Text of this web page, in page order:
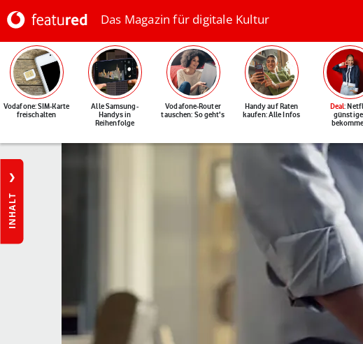
Das Magazin für digitale Kultur
Vodafone: SIM-Karte
freischalten
Alle Samsung-
Handys in
Reihenfolge
Vodafone-Router
tauschen: So geht's
Handy auf Raten
kaufen: Alle Infos
Deal:
INHALT